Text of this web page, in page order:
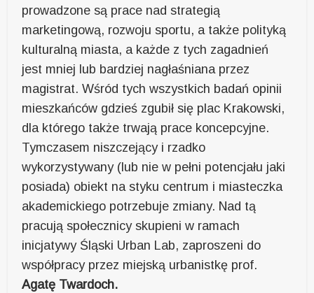
prowadzone są prace nad strategią
marketingową, rozwoju sportu, a także polityką
kulturalną miasta, a każde z tych zagadnień
jest mniej lub bardziej nagłaśniana przez
magistrat. Wśród tych wszystkich badań opinii
mieszkańców gdzieś zgubił się plac Krakowski,
dla którego także trwają prace koncepcyjne.
Tymczasem niszczejący i rzadko
wykorzystywany (lub nie w pełni potencjału jaki
posiada) obiekt na styku centrum i miasteczka
akademickiego potrzebuje zmiany. Nad tą
pracują społecznicy skupieni w ramach
inicjatywy Śląski Urban Lab, zaproszeni do
współpracy przez miejską urbanistkę prof.
Agatę Twardoch.